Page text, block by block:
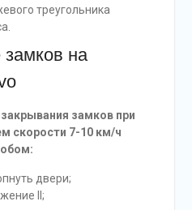
треугольника
на
замков при
скорости 7-10 км/ч
двери;
II;